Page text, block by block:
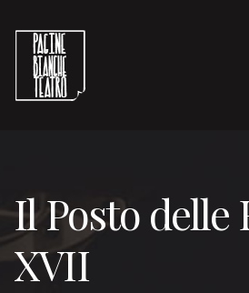
Il Posto delle
XVII